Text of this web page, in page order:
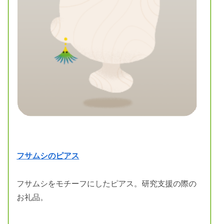
フサムシのピアス
フサムシをモチーフにしたピアス。研究支援の際の
お礼品。